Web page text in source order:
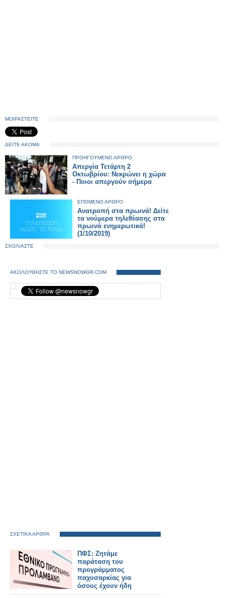
ΜΟΙΡΑΣΤΕΙΤΕ
ΔΕΙΤΕ ΑΚΟΜΑ
ΠΡΟΗΓΟΥΜΕΝΟ ΑΡΘΡΟ
Απεργία Τετάρτη 2
Οκτωβρίου: Νεκρώνει η χώρα
- Ποιοι απεργούν σήμερα
ΕΠΟΜΕΝΟ ΑΡΘΡΟ
Ανατροπή στα πρωινά! Δείτε
τα νούμερα τηλεθέασης στα
πρωινά ενημερωτικά!
(1/10/2019)
ΣΧΟΛΙΑΣΤΕ
ΑΚΟΛΟΥΘΗΣΤΕ ΤΟ NEWSNOWGR.COM
ΣΧΕΤΙΚΑ ΑΡΘΡΑ
ΠΦΣ: Ζητάμε
παράταση του
προγράμματος
παχυσαρκίας για
όσους έχουν ήδη
ενταχθεί!